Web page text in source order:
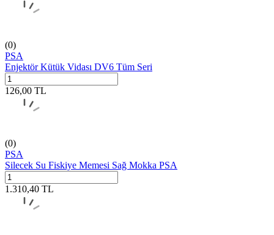
(0)
PSA
Enjektör Kütük Vidası DV6 Tüm Seri
126,00 TL
(0)
PSA
Silecek Su Fiskiye Memesi Sağ Mokka PSA
1.310,40 TL